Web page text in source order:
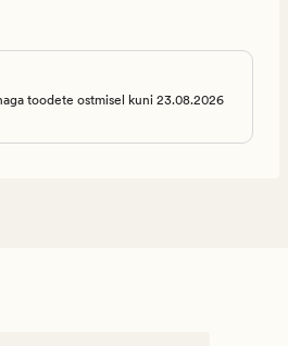
toodete ostmisel kuni 23.08.2026